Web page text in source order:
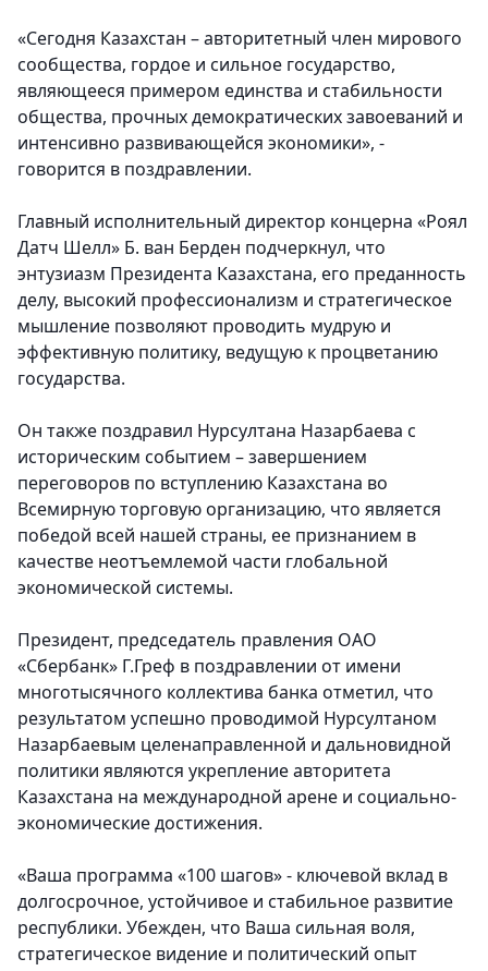
«Сегодня Казахстан – авторитетный член мирового
сообщества, гордое и сильное государство,
являющееся примером единства и стабильности
общества, прочных демократических завоеваний и
интенсивно развивающейся экономики», -
говорится в поздравлении.
Главный исполнительный директор концерна «Роял
Датч Шелл» Б. ван Берден подчеркнул, что
энтузиазм Президента Казахстана, его преданность
делу, высокий профессионализм и стратегическое
мышление позволяют проводить мудрую и
эффективную политику, ведущую к процветанию
государства.
Он также поздравил Нурсултана Назарбаева с
историческим событием – завершением
переговоров по вступлению Казахстана во
Всемирную торговую организацию, что является
победой всей нашей страны, ее признанием в
качестве неотъемлемой части глобальной
экономической системы.
Президент, председатель правления ОАО
«Сбербанк» Г.Греф в поздравлении от имени
многотысячного коллектива банка отметил, что
результатом успешно проводимой Нурсултаном
Назарбаевым целенаправленной и дальновидной
политики являются укрепление авторитета
Казахстана на международной арене и социально-
экономические достижения.
«Ваша программа «100 шагов» - ключевой вклад в
долгосрочное, устойчивое и стабильное развитие
республики. Убежден, что Ваша сильная воля,
стратегическое видение и политический опыт